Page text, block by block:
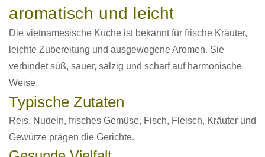
aromatisch und leicht
Die vietnamesische Küche ist bekannt für frische Kräuter,
leichte Zubereitung und ausgewogene Aromen. Sie
verbindet süß, sauer, salzig und scharf auf harmonische
Weise.
Typische Zutaten
Reis, Nudeln, frisches Gemüse, Fisch, Fleisch, Kräuter und
Gewürze prägen die Gerichte.